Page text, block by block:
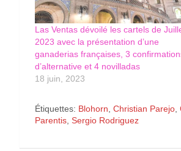
Las Ventas dévoilé les cartels de
2023 avec la présentation d’une
ganaderias françaises, 3
d’alternative et 4 novilladas
18 juin, 2023
Étiquettes: Blohorn Christian Parejo
Parentis Sergio Rodriguez